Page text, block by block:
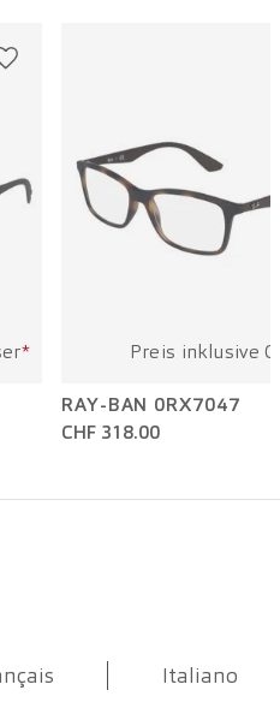
* Preis inklusive
RAY-BAN 0RX7047
CHF 318.00
Italiano